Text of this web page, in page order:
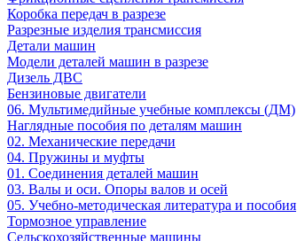
Коробка передач в разрезе
Разрезные изделия трансмиссия
Детали машин
Модели деталей машин в разрезе
Дизель ДВС
Бензиновые двигатели
06. Мультимедийные учебные комплексы (ДМ)
Наглядные пособия по деталям машин
02. Механические передачи
04. Пружины и муфты
01. Соединения деталей машин
03. Валы и оси. Опоры валов и осей
05. Учебно-методическая литература и пособия
Тормозное управление
Сельскохозяйственные машины